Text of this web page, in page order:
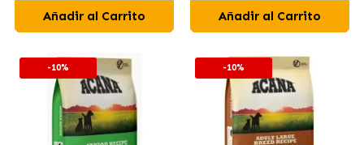
Añadir al Carrito Añadir al Carrito
-10% -10%